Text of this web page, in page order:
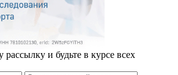
и будьте в курсе всех